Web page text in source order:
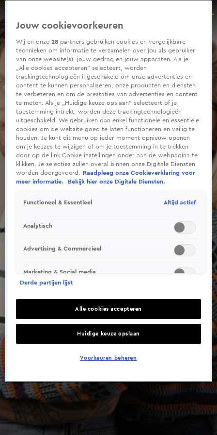
André Hazes 'schaamt zich niet' voor pikante uitspraken in podcast met Roxeanne
Aflevering 124, Seizoen 2026
of
minutes,
seconds
Jouw cookievoorkeuren
Wij en onze28 partners gebruiken cookies en vergelijkbare
technieken om informatie te verzamelen over jou als gebruiker
van onze website(s), jouw gedrag en jouw apparaten. Als je
„Alle cookies accepteren” selecteert, worden
trackingtechnologieën ingeschakeld om onze advertenties en
content te kunnen personaliseren, onze producten en diensten
te verbeteren en om de prestaties van advertenties en content
te meten. Als je „Huidige keuze opslaan” selecteert of je
toestemming intrekt, worden deze trackingtechnologieën
uitgeschakeld. We gebruiken dan enkel functionele en essentiële
cookies om de website goed te laten functioneren en veilig te
houden. Je kunt dit menu op ieder moment opnieuw openen
om je keuzes te wijzigen of om je toestemming in te trekken
door op de link Cookie-instellingen onder aan de webpagina te
klikken. Je selecties zullen overal binnen onze Digitale Diensten
worden doorgevoerd.
Raadpleeg onze Cookieverklaring voor
meer informatie.
Bekijk hier onze Digitale Diensten.
Functioneel & Essentieel Altijd actief
Analytisch
Advertising & Commercieel
Marketing & Social media
Derde partijen lijst
Alle cookies accepteren
Huidige keuze opslaan
Voorkeuren beheren